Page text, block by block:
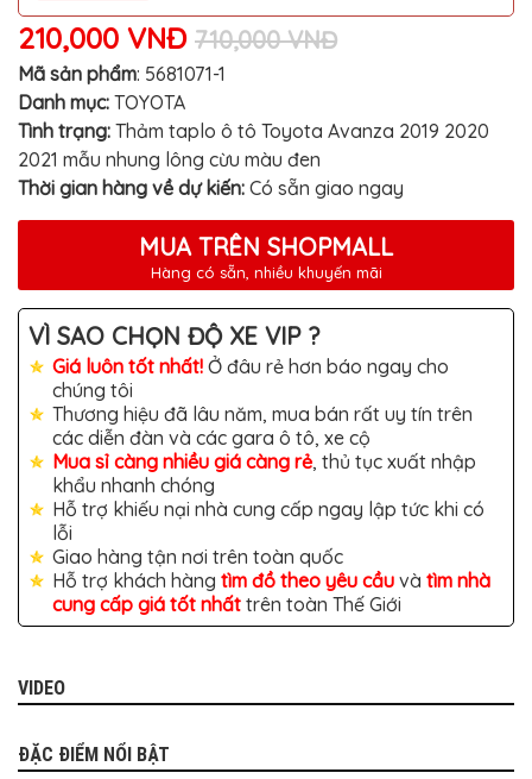
AUDI
MINI
COOPER
PEUGEOT
VINFAST
ĐỒ
CHƠI
ĐỒ
CHƠI
XE
HƠI
MỚI
NHẤT
ĐỒ
CHƠI
XE
HƠI
CAO
CẤP
ĐỒ
CHƠI
XE
MÁY
Ô
TÔ
ISUZU
210,000 VNĐ 710,000 VNĐ
Mã sản phẩm: 5681071-1
Danh mục: TOYOTA
Tình trạng: Thảm taplo ô tô Toyota Avanza 2019 2020
2021 mẫu nhung lông cừu màu đen
Thời gian hàng về dự kiến: Có sẵn giao ngay
MUA TRÊN SHOPMALL
Hàng có sẵn, nhiều khuyến mãi
VÌ SAO CHỌN ĐỘ XE VIP ?
Giá luôn tốt nhất! Ở đâu rẻ hơn báo ngay cho
chúng tôi
Thương hiệu đã lâu năm, mua bán rất uy tín trên
các diễn đàn và các gara ô tô, xe cộ
Mua sỉ càng nhiều giá càng rẻ, thủ tục xuất nhập
khẩu nhanh chóng
Hỗ trợ khiếu nại nhà cung cấp ngay lập tức khi có
lỗi
Giao hàng tận nơi trên toàn quốc
Hỗ trợ khách hàng tìm đồ theo yêu cầu và tìm nhà
cung cấp giá tốt nhất trên toàn Thế Giới
VIDEO
ĐẶC ĐIỂM NỔI BẬT